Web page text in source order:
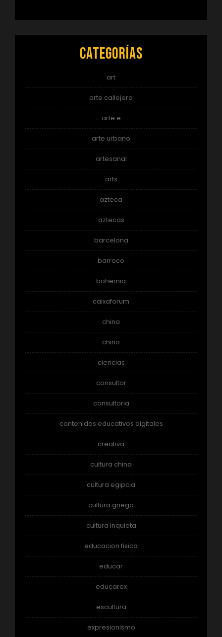
Categorías
art
arte callejero
arte e
arte urbano
artesanal
arts
azteca
aztecas
barcelona
barroco
bohemia
caixaforum
china
chino
ciencias
consultor
consultoria
contenidos educativos digitales
creativa
cultura china
cultura egipcia
cultura griega
cultura inquieta
educacion fisica
educar
educarex
escultura
expresionismo